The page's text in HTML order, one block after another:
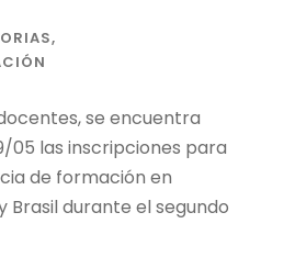
,
se encuentra
05 las inscripciones para
de formación en
Brasil durante el segundo